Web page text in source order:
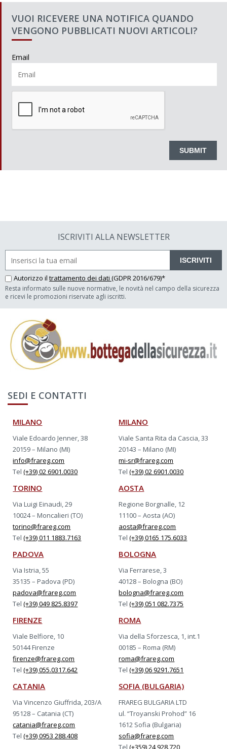
VUOI RICEVERE UNA NOTIFICA QUANDO
VENGONO PUBBLICATI NUOVI ARTICOLI?
Email
ISCRIVITI ALLA NEWSLETTER
ISCRIVITI
Autorizzo il trattamento dei dati (GDPR 2016/679)*
Resta informato sulle nuove normative, le novità nel campo della sicurezza
e ricevi le promozioni riservate agli iscritti.
SEDI E CONTATTI
MILANO
Viale Edoardo Jenner, 38
20159 – Milano (MI)
info@frareg.com
Tel(+39) 02 6901.0030
MILANO
Viale Santa Rita da Cascia, 33
20143 – Milano (MI)
mi-sr@frareg.com
Tel(+39) 02 6901.0030
TORINO
Via Luigi Einaudi, 29
10024 – Moncalieri (TO)
torino@frareg.com
Tel(+39) 011 1883.7163
AOSTA
Regione Borgnalle, 12
11100 – Aosta (AO)
aosta@frareg.com
Tel(+39) 0165 175.6033
PADOVA
Via Istria, 55
35135 – Padova (PD)
padova@frareg.com
Tel(+39) 049 825.8397
BOLOGNA
Via Ferrarese, 3
40128 – Bologna (BO)
bologna@frareg.com
Tel(+39) 051 082.7375
FIRENZE
Viale Belfiore, 10
50144 Firenze
firenze@frareg.com
Tel(+39) 055.0317.642
ROMA
Via della Sforzesca, 1, int.1
00185 – Roma (RM)
roma@frareg.com
Tel(+39) 06 9291.7651
CATANIA
Via Vincenzo Giuffrida, 203/A
95128 – Catania (CT)
catania@frareg.com
Tel(+39) 0953 288.408
SOFIA (BULGARIA)
FRAREG BULGARIA LTD
ul. “Troyanski Prohod” 16
1612 Sofia (Bulgaria)
sofia@frareg.com
Tel(+359) 24 928.720